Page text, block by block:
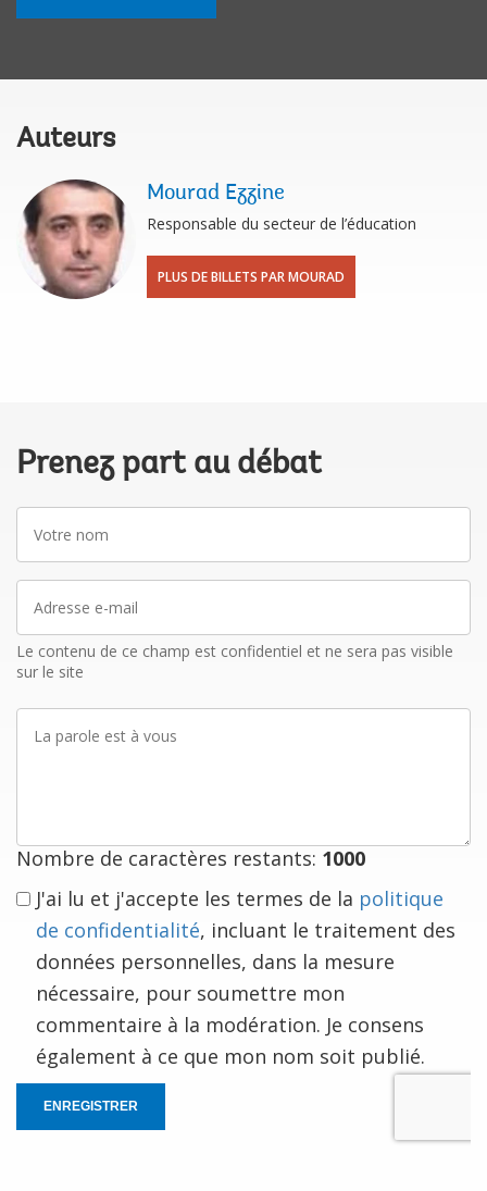
Auteurs
Mourad Ezzine
Responsable du secteur de l’éducation
PLUS DE BILLETS PAR MOURAD
Prenez part au débat
nom
mail
Le contenu de ce champ est confidentiel et ne sera pas visible
sur le site
parole
Nombre de caractères restants: 1000
J'ai lu et j'accepte les termes de la politique
de confidentialité, incluant le traitement des
données personnelles, dans la mesure
nécessaire, pour soumettre mon
commentaire à la modération. Je consens
également à ce que mon nom soit publié.
ENREGISTRER